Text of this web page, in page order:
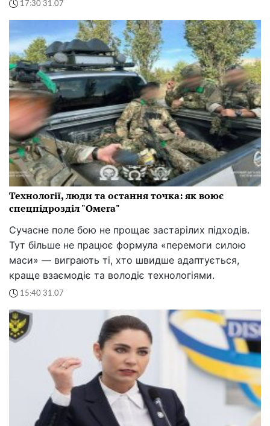
17:30 31.07
Технології, люди та остання точка: як воює
спецпідрозділ "Омега"
Сучасне поле бою не прощає застарілих підходів.
Тут більше не працює формула «перемоги силою
маси» — виграють ті, хто швидше адаптується,
краще взаємодіє та володіє технологіями.
15:40 31.07